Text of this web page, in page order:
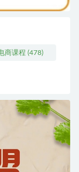
商课程 (478)